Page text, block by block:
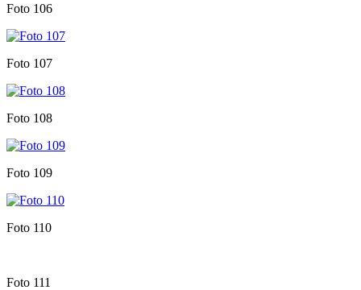
Foto 106
Foto 107
Foto 108
Foto 109
Foto 110
Foto 111